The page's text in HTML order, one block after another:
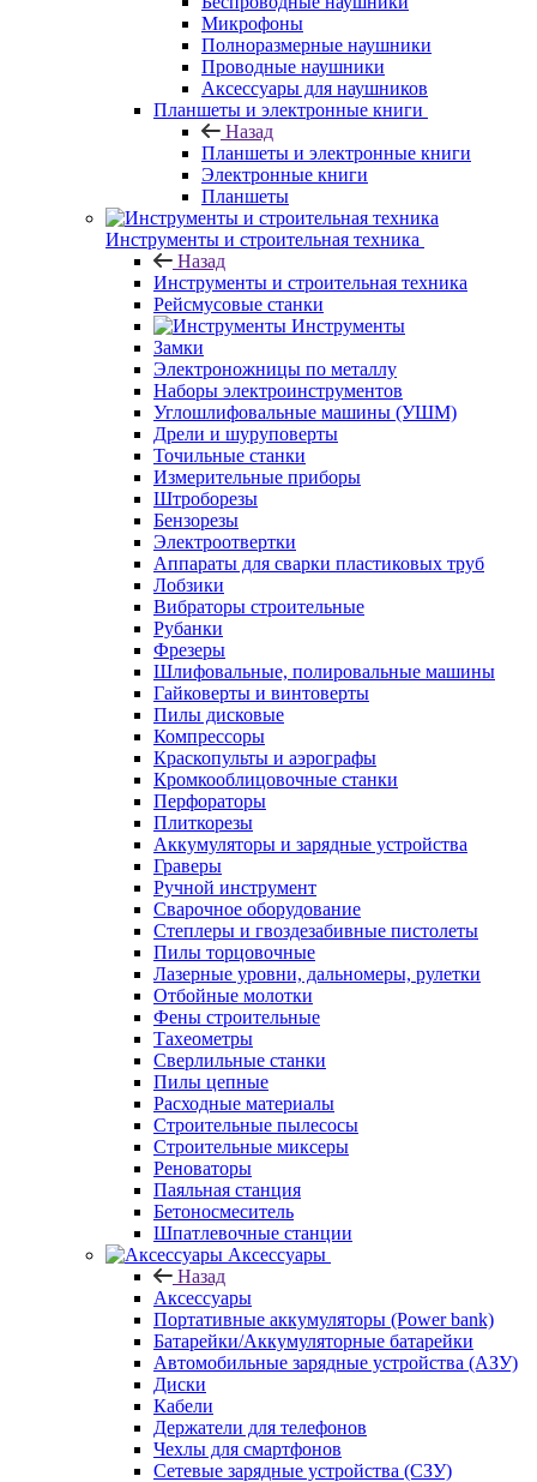
Микрофоны
Полноразмерные наушники
Проводные наушники
Аксессуары для наушников
Планшеты и электронные книги
Назад
Планшеты и электронные книги
Электронные книги
Планшеты
Инструменты и строительная техника
Назад
Инструменты и строительная техника
Рейсмусовые станки
Инструменты
Замки
Электроножницы по металлу
Наборы электроинструментов
Углошлифовальные машины (УШМ)
Дрели и шуруповерты
Точильные станки
Измерительные приборы
Штроборезы
Бензорезы
Электроотвертки
Аппараты для сварки пластиковых труб
Лобзики
Вибраторы строительные
Рубанки
Фрезеры
Шлифовальные, полировальные машины
Гайковерты и винтоверты
Пилы дисковые
Компрессоры
Краскопульты и аэрографы
Кромкооблицовочные станки
Перфораторы
Плиткорезы
Аккумуляторы и зарядные устройства
Граверы
Ручной инструмент
Сварочное оборудование
Степлеры и гвоздезабивные пистолеты
Пилы торцовочные
Лазерные уровни, дальномеры, рулетки
Отбойные молотки
Фены строительные
Тахеометры
Сверлильные станки
Пилы цепные
Расходные материалы
Строительные пылесосы
Строительные миксеры
Реноваторы
Паяльная станция
Бетоносмеситель
Шпатлевочные станции
Аксессуары
Назад
Аксессуары
Портативные аккумуляторы (Power bank)
Батарейки/Аккумуляторные батарейки
Автомобильные зарядные устройства (АЗУ)
Диски
Кабели
Держатели для телефонов
Чехлы для смартфонов
Сетевые зарядные устройства (СЗУ)